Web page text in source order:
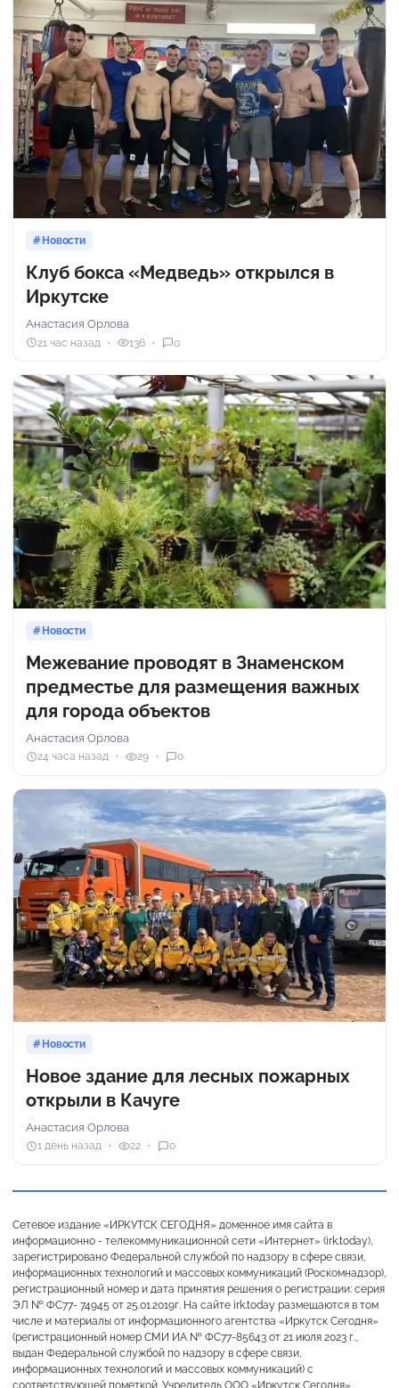
Новости
Клуб бокса «Медведь» открылся в
Иркутске
Анастасия Орлова
21 час назад 136 0
Новости
Межевание проводят в Знаменском
предместье для размещения важных
для города объектов
Анастасия Орлова
24 часа назад 29 0
Новости
Новое здание для лесных пожарных
открыли в Качуге
Анастасия Орлова
1 день назад 22 0
Сетевое издание «ИРКУТСК СЕГОДНЯ» доменное имя сайта в
информационно - телекоммуникационной сети «Интернет» (irk.today),
зарегистрировано Федеральной службой по надзору в сфере связи,
информационных технологий и массовых коммуникаций (Роскомнадзор),
регистрационный номер и дата принятия решения о регистрации: серия
ЭЛ № ФС77- 74945 от 25.01.2019г. На сайте irk.today размещаются в том
числе и материалы от информационного агентства «Иркутск Сегодня»
(регистрационный номер СМИ ИА № ФС77-85643 от 21 июля 2023 г.,
выдан Федеральной службой по надзору в сфере связи,
информационных технологий и массовых коммуникаций) с
соответствующей пометкой. Учредитель ООО «Иркутск Сегодня».